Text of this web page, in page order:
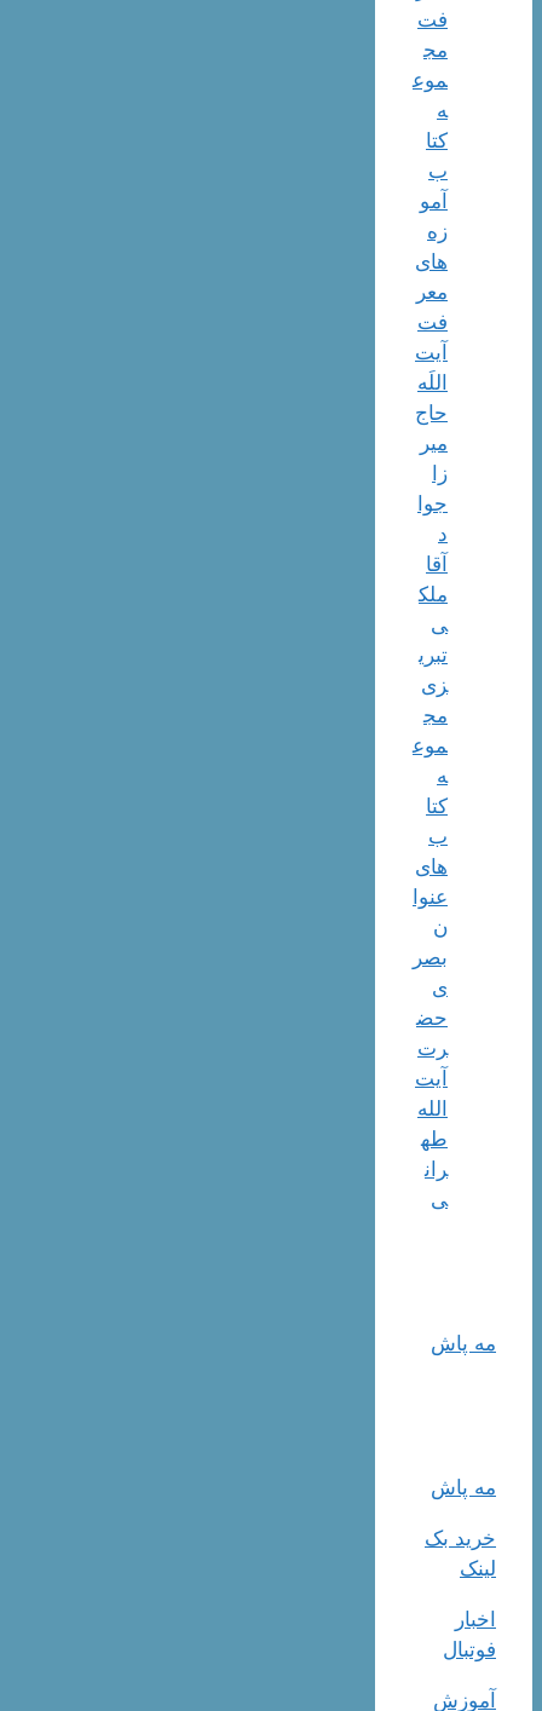
فت
مج
موع
ه
کتا
ب
آمو
زه
های
معر
فت
آیت
اللَه
حاج
میر
زا
جوا
آقا
ملک
ی
تبری
زی
مج
موع
ه
کتا
ب
های
عنوا
ن
بصر
ی
حض
رت
آیت
الله
طه
ران
ی
مه پاش
مه پاش
خرید بک
لینک
اخبار
فوتبال
آموزش